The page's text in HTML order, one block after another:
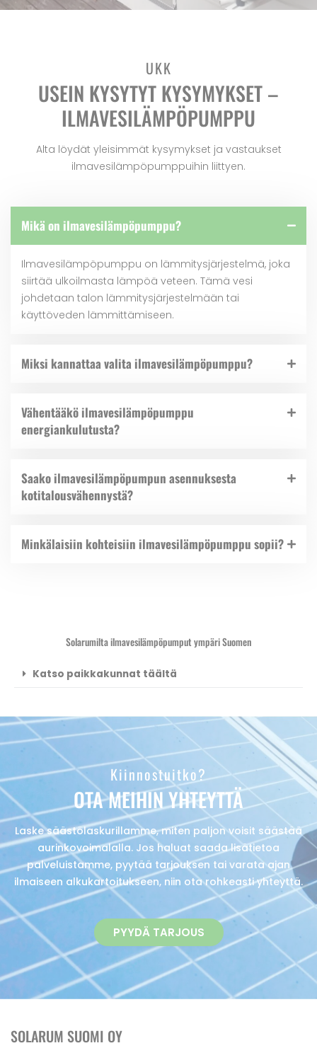
UKK
USEIN KYSYTYT KYSYMYKSET –
ILMAVESILÄMPÖPUMPPU
Alta löydät yleisimmät kysymykset ja vastaukset
ilmavesilämpöpumppuihin liittyen.
Mikä on ilmavesilämpöpumppu?
Ilmavesilämpöpumppu on lämmitysjärjestelmä, joka
siirtää ulkoilmasta lämpöä veteen. Tämä vesi
johdetaan talon lämmitysjärjestelmään tai
käyttöveden lämmittämiseen.
Miksi kannattaa valita ilmavesilämpöpumppu?
Vähentääkö ilmavesilämpöpumppu
energiankulutusta?
Saako ilmavesilämpöpumpun asennuksesta
kotitalousvähennystä?
Minkälaisiin kohteisiin ilmavesilämpöpumppu sopii?
Solarumilta ilmavesilämpöpumput ympäri Suomen
Katso paikkakunnat täältä
Kiinnostuitko?
OTA MEIHIN YHTEYTTÄ
Laske säästölaskurillamme, miten paljon voisit säästää
aurinkovoimalalla. Jos haluat saada lisätietoa
palveluistamme, pyytää tarjouksen tai varata ajan
ilmaiseen alkukartoitukseen, niin ota rohkeasti yhteyttä.
PYYDÄ TARJOUS
SOLARUM SUOMI OY